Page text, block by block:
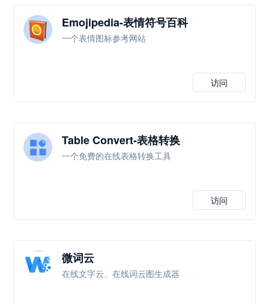
Emojipedia-表情符号百科
一个表情图标参考网站
访问
Table Convert-表格转换
一个免费的在线表格转换工具
访问
微词云
在线文字云、在线词云图生成器